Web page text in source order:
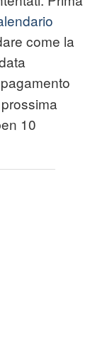
come la
10